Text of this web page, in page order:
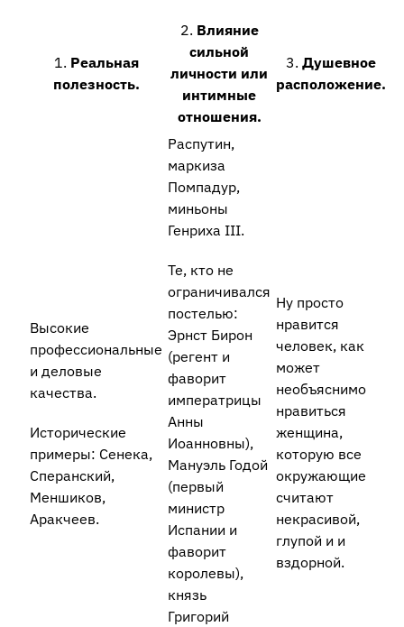
1. Реальная
полезность.
2. Влияние
сильной
личности или
интимные
отношения.
3. Душевное
расположение.
Высокие
профессиональные
и деловые
качества.
Исторические
примеры: Сенека,
Сперанский,
Меншиков,
Аракчеев.
Распутин,
маркиза
Помпадур,
миньоны
Генриха III.
Те, кто не
ограничивался
постелью:
Эрнст Бирон
(регент и
фаворит
императрицы
Анны
Иоанновны),
Мануэль Годой
(первый
министр
Испании и
фаворит
королевы),
князь
Григорий
Ну просто
нравится
человек, как
может
необъяснимо
нравиться
женщина,
которую все
окружающие
считают
некрасивой,
глупой и и
вздорной.